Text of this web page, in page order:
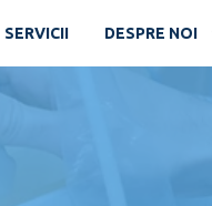
SERVICII DESPRE NOI